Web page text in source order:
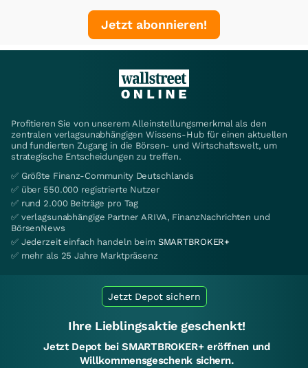
Jetzt abonnieren!
Profitieren Sie von unserem Alleinstellungsmerkmal als den
zentralen verlagsunabhängigen Wissens-Hub für einen aktuellen
und fundierten Zugang in die Börsen- und Wirtschaftswelt, um
strategische Entscheidungen zu treffen.
✅ Größte Finanz-Community Deutschlands
✅ über 550.000 registrierte Nutzer
✅ rund 2.000 Beiträge pro Tag
✅ verlagsunabhängige Partner ARIVA, FinanzNachrichten und
BörsenNews
✅ Jederzeit einfach handeln beim SMARTBROKER+
✅ mehr als 25 Jahre Marktpräsenz
Jetzt Depot sichern
Ihre Lieblingsaktie geschenkt!
Jetzt Depot bei SMARTBROKER+ eröffnen und
Willkommensgeschenk sichern.